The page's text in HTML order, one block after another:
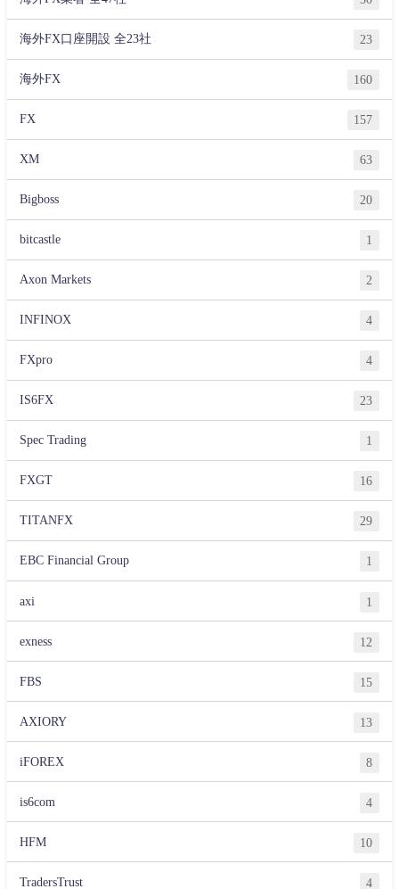
海外FX口座開設 全23社 23
海外FX 160
FX 157
XM 63
Bigboss 20
bitcastle 1
Axon Markets 2
INFINOX 4
FXpro 4
IS6FX 23
Spec Trading 1
FXGT 16
TITANFX 29
EBC Financial Group 1
axi 1
exness 12
FBS 15
AXIORY 13
iFOREX 8
is6com 4
HFM 10
TradersTrust 4